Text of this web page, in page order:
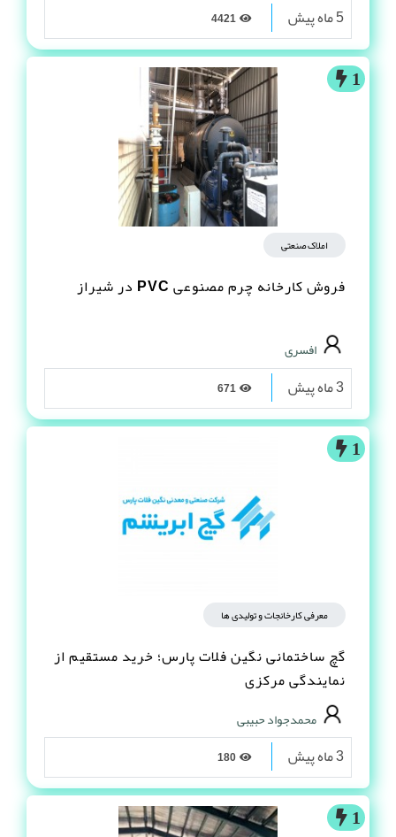
5 ماه پیش
1
املاک صنعتی
فروش کارخانه چرم مصنوعى PVC در شیراز
افسری
3 ماه پیش
1
معرفی کارخانجات و تولیدی ها
گچ ساختمانی نگین فلات پارس؛ خرید مستقیم از
نمایندگی مرکزی
محمدجواد حبیبی
3 ماه پیش
1